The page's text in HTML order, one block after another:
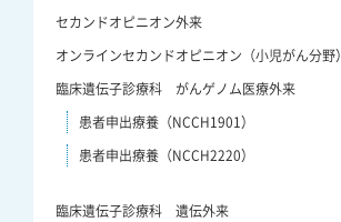
セカンドオピニオン外来
オンラインセカンドオピニオン（小児がん分野）
臨床遺伝子診療科 がんゲノム医療外来
患者申出療養（NCCH1901）
患者申出療養（NCCH2220）
臨床遺伝子診療科 遺伝外来